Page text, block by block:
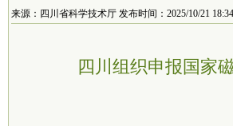
来源：四川省科学技术厅 发布时间：2025/10/21
四川组织申报国家